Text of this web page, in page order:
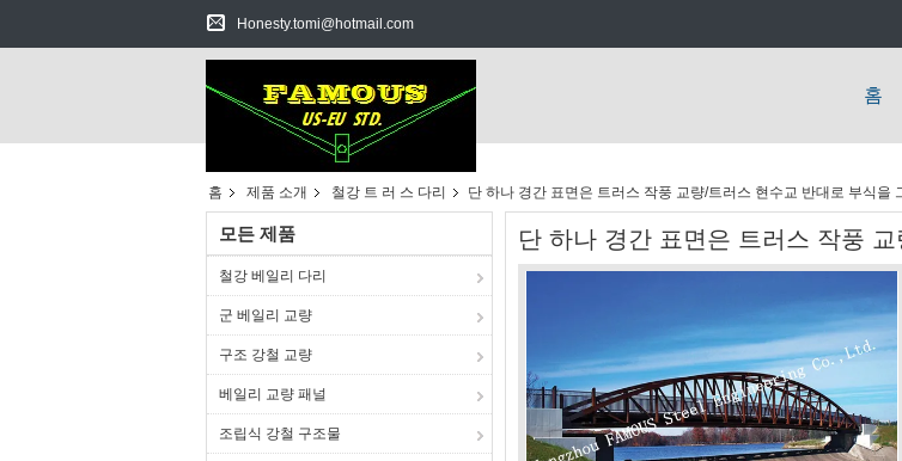
Honesty.tomi@hotmail.com
홈
홈 제품 소개 철강 트 러 스 다리 단 하나 경간 표면은 트러스 작풍 교량/트러스 현수교 반대로 부식을
모든 제품
철강 베일리 다리
군 베일리 교량
구조 강철 교량
베일리 교량 패널
조립식 강철 구조물
단 하나 경간 표면은 트러스 작풍